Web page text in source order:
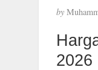
by
2026